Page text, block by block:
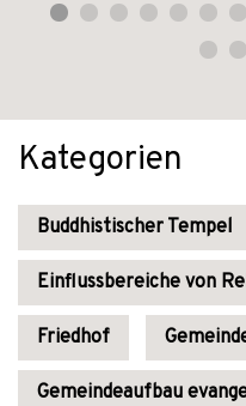
Kategorien
Buddhistischer Tempel
Einflussbereiche von
Friedhof
Gemeindeaufbau